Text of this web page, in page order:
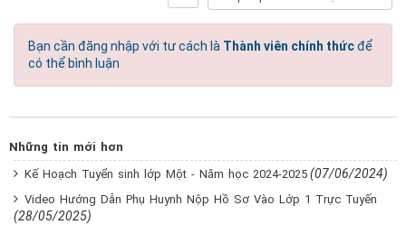
Bạn cần đăng nhập với tư cách là Thành viên chính thứcđể
có thể bình luận
Những tin mới hơn
Kế Hoạch Tuyển sinh lớp Một - Năm học 2024-2025 (07/06/2024)
Video Hướng Dẫn Phụ Huynh Nộp Hồ Sơ Vào Lớp 1 Trực Tuyến
(28/05/2025)